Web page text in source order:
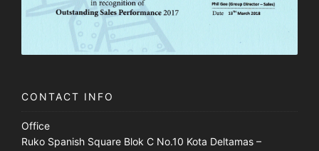
CONTACT INFO
Office
Ruko Spanish Square Blok C No.10 Kota Deltamas –